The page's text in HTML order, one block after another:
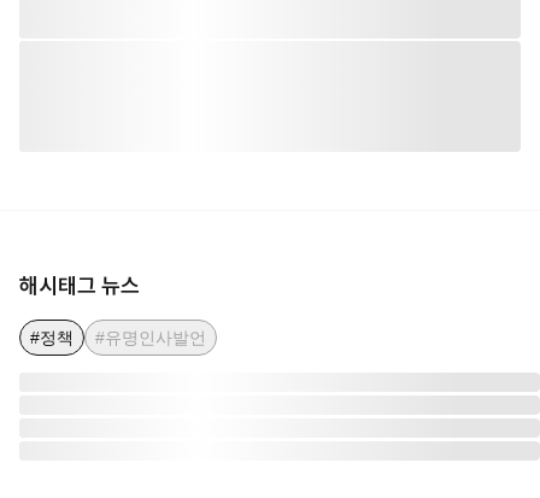
해시태그 뉴스
#정책 #유명인사발언